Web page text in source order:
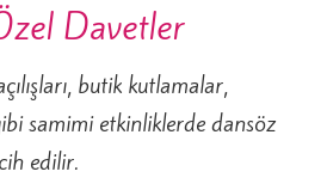
Davetler
butik kutlamalar,
samimi etkinliklerde dansöz
edilir.